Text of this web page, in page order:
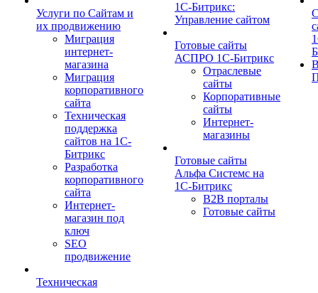
Услуги по Сайтам и
их продвижению
Миграция
интернет-
магазина
Миграция
корпоративного
сайта
Техническая
поддержка
сайтов на 1С-
Битрикс
Разработка
корпоративного
сайта
Интернет-
магазин под
ключ
SEO
продвижение
Техническая
1C-Битрикс:
Управление сайтом
Готовые сайты
АСПРО 1С-Битрикс
Отраслевые
сайты
Корпоративные
сайты
Интернет-
магазины
Готовые сайты
Альфа Системс на
1С-Битрикс
B2B порталы
Готовые сайты